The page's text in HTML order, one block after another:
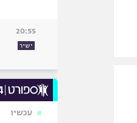
20:55
ישיר
עכשיו